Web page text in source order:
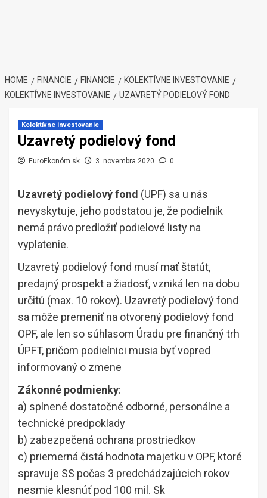
HOME FINANCIE FINANCIE
KOLEKTÍVNE INVESTOVANIE
KOLEKTÍVNE INVESTOVANIE
UZAVRETÝ PODIELOVÝ FOND
Kolektívne investovanie
Uzavretý podielový fond
EuroEkonóm.sk 3. novembra 2020 0
Uzavretý podielový fond (UPF) sa u nás
nevyskytuje, jeho podstatou je, že podielnik
nemá právo predložiť podielové listy na
vyplatenie.
Uzavretý podielový fond musí mať štatút,
predajný prospekt a žiadosť, vzniká len na dobu
určitú (max. 10 rokov). Uzavretý podielový fond
sa môže premeniť na otvorený podielový fond
OPF, ale len so súhlasom Úradu pre finančný trh
ÚPFT, pričom podielnici musia byť vopred
informovaný o zmene
Zákonné podmienky:
a) splnené dostatočné odborné, personálne a
technické predpoklady
b) zabezpečená ochrana prostriedkov
c) priemerná čistá hodnota majetku v OPF, ktoré
spravuje SS počas 3 predchádzajúcich rokov
nesmie klesnúť pod 100 mil. Sk